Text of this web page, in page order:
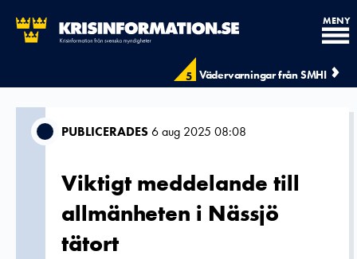
5 Vädervarningar från SMHI
MENY
PUBLICERADES6 aug 2025 08:08
Viktigt meddelande till
allmänheten i Nässjö
tätort